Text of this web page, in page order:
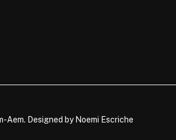
Aem. Designed by Noemi Escriche